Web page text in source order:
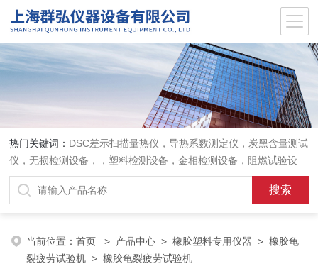
热门关键词： DSC差示扫描量热仪，导热系数测定仪，炭黑含量测试
仪，无损检测设备，，塑料检测设备，金相检测设备，阻燃试验设
备，耐环境老化设备，金属检测设备，量具量仪
当前位置：首页 > 产品中心 >橡胶塑料专用仪器 >橡胶龟
裂疲劳试验机 > 橡胶龟裂疲劳试验机